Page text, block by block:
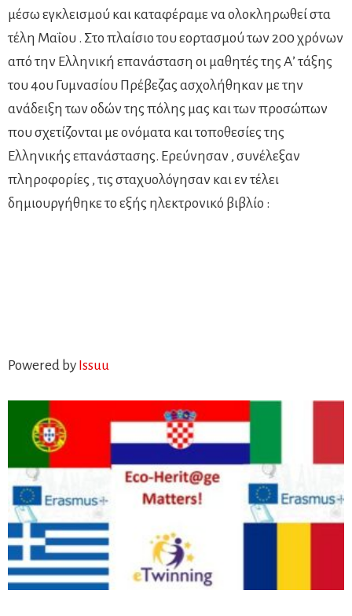
μέσω εγκλεισμού και καταφέραμε να ολοκληρωθεί στα
τέλη Μαΐου . Στο πλαίσιο του εορτασμού των 200 χρόνων
από την Ελληνική επανάσταση οι μαθητές της Α’ τάξης
του 4ου Γυμνασίου Πρέβεζας ασχολήθηκαν με την
ανάδειξη των οδών της πόλης μας και των προσώπων
που σχετίζονται με ονόματα και τοποθεσίες της
Ελληνικής επανάστασης. Ερεύνησαν , συνέλεξαν
πληροφορίες , τις σταχυολόγησαν και εν τέλει
δημιουργήθηκε το εξής ηλεκτρονικό βιβλίο :
Powered by Issuu